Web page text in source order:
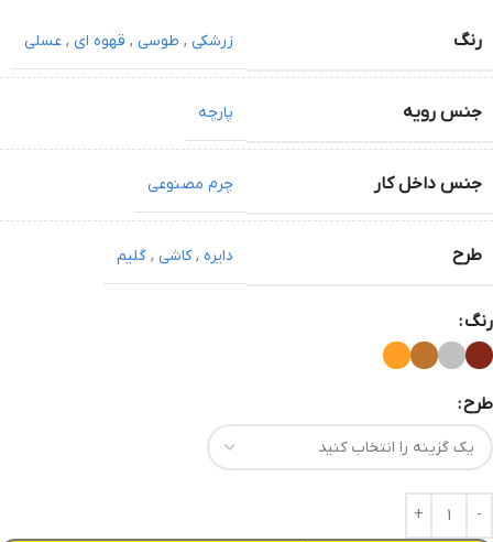
رنگ زرشکی , طوسی , قهوه ای , عسلی
جنس رویه پارچه
جنس داخل کار چرم مصنوعی
طرح دایره ,کاشی , گلیم
رنگ
طرح